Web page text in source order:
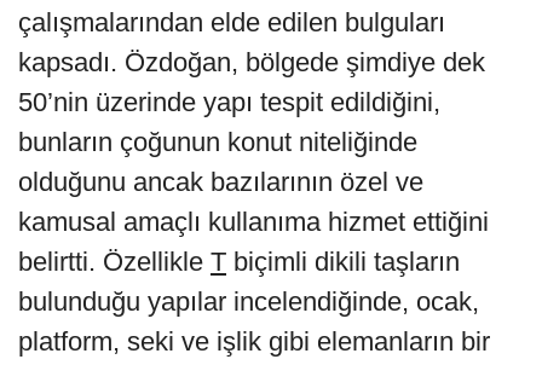
çalışmalarından elde edilen bulguları
kapsadı. Özdoğan, bölgede şimdiye dek
50’nin üzerinde yapı tespit edildiğini,
bunların çoğunun konut niteliğinde
olduğunu ancak bazılarının özel ve
kamusal amaçlı kullanıma hizmet ettiğini
belirtti. Özellikle T biçimli dikili taşların
bulunduğu yapılar incelendiğinde, ocak,
platform, seki ve işlik gibi elemanların bir